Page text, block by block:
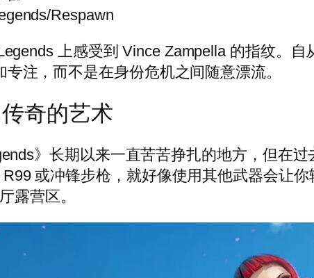
Respawn
上感受到 Vince Zampella 的指纹。
注，而不是在身份危机之间随意漂流。
奇的艺术
》长期以来一直苦苦挣扎的地方，但在
或冲锋步枪，就好像使用其他武器会让
露营区。